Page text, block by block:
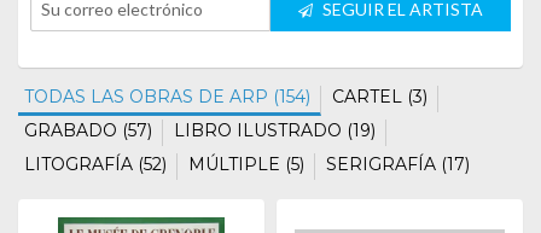
SEGUIR EL ARTISTA
TODAS LAS OBRAS DE ARP (154)
CARTEL (3)
GRABADO (57)
LIBRO ILUSTRADO (19)
LITOGRAFÍA (52)
MÚLTIPLE (5) SERIGRAFÍA (17)